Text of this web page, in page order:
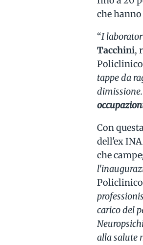
che
“I
Tacchini,
tappe da
Con
dell'ex
che
carico del
alla salute